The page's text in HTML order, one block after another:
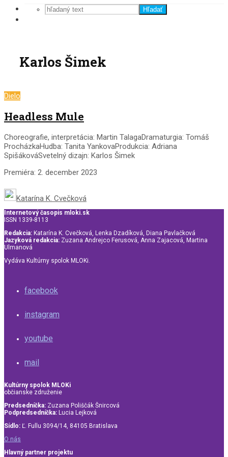
Hľadať
Karlos Šimek
Dielo
Headless Mule
Choreografie, interpretácia: Martin TalagaDramaturgia: Tomáš
ProcházkaHudba: Tanita YankovaProdukcia: Adriana
SpišákováSvetelný dizajn: Karlos Šimek
Premiéra: 2. december 2023
Katarína K. Cvečková
Internetový časopis mloki.sk
ISSN 1339-8113
Redakcia: Katarína K. Cvečková, Lenka Dzadíková, Diana Pavlačková
Jazyková redakcia: Zuzana Andrejco Ferusová, Anna Zajacová, Martina
Ulmanová
Vydáva Kultúrny spolok MLOKi.
facebook
instagram
youtube
mail
Kultúrny spolok MLOKi
občianske združenie
Predsedníčka: Zuzana Poliščák Šnircová
Podpredsedníčka: Lucia Lejková
Sídlo: Ľ. Fullu 3094/14, 84105 Bratislava
O nás
Hlavný partner projektu